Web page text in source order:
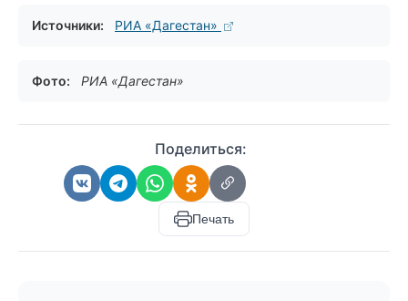
Источники: РИА «Дагестан»
Фото: РИА «Дагестан»
Поделиться:
Печать